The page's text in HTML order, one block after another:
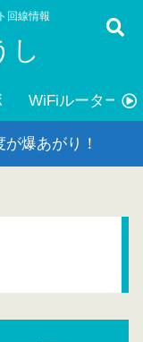
回線情報
し
WiFiルーター
爆あがり！